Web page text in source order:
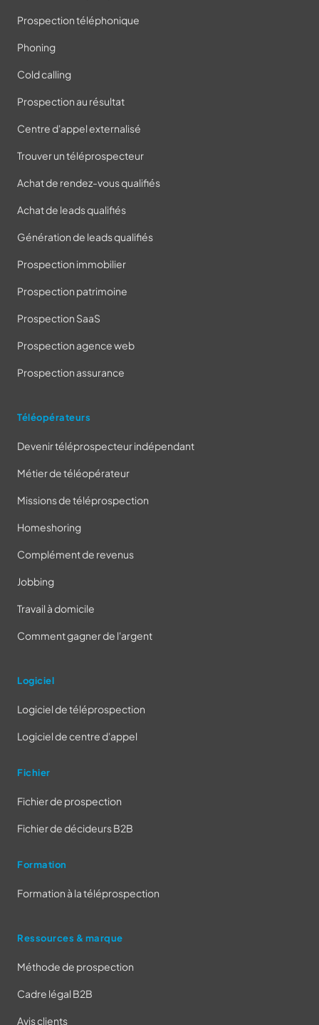
Prospection téléphonique
Phoning
Cold calling
Prospection au résultat
Centre d'appel externalisé
Trouver un téléprospecteur
Achat de rendez-vous qualifiés
Achat de leads qualifiés
Génération de leads qualifiés
Prospection immobilier
Prospection patrimoine
Prospection SaaS
Prospection agence web
Prospection assurance
Téléopérateurs
Devenir téléprospecteur indépendant
Métier de téléopérateur
Missions de téléprospection
Homeshoring
Complément de revenus
Jobbing
Travail à domicile
Comment gagner de l'argent
Logiciel
Logiciel de téléprospection
Logiciel de centre d'appel
Fichier
Fichier de prospection
Fichier de décideurs B2B
Formation
Formation à la téléprospection
Ressources & marque
Méthode de prospection
Cadre légal B2B
Avis clients